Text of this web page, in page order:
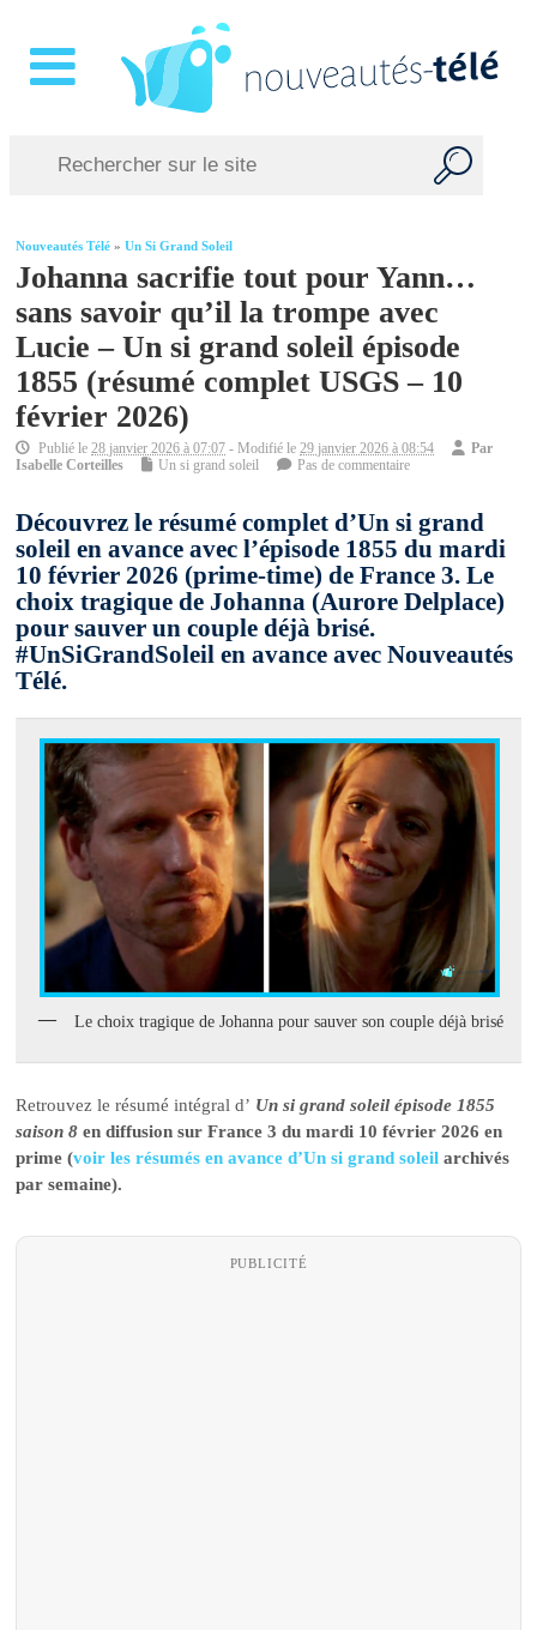
Nouveautés Télé »Un Si Grand Soleil
Johanna sacrifie tout pour Yann…
sans savoir qu’il la trompe avec
Lucie – Un si grand soleil épisode
1855 (résumé complet USGS – 10
février 2026)
Publié le28 janvier 2026 à 07:07 - Modifié le29 janvier 2026 à 08:54
Par
Isabelle Corteilles
Un si grand soleil Pas de commentaire
Découvrez le résumé complet d’Un si grand
soleil en avance avec l’épisode 1855 du mardi
10 février 2026 (prime-time) de France 3. Le
choix tragique de Johanna (Aurore Delplace)
pour sauver un couple déjà brisé.
#UnSiGrandSoleil en avance avec Nouveautés
Télé.
Le choix tragique de Johanna pour sauver son couple déjà brisé
Retrouvez le résumé intégral d’ Un si grand soleil épisode 1855
saison 8 en diffusion sur France 3 du mardi 10 février 2026 en
prime (voir les résumés en avance d’Un si grand soleil archivés
par semaine).
PUBLICITÉ